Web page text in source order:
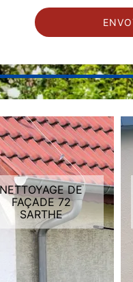
NETTOYAGE DE
FAÇADE 72
SARTHE